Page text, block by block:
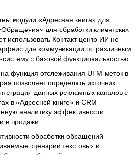
модули «Адресная книга» для
для обработки клиентских
использовать Контакт-центр ИИ не
для коммуникации по различным
с базовой функциональностью.
функция отслеживания UTM-меток в
позволяет определять источник
данных рекламных каналов с
в «Адресной книге» и CRM
аналитику эффективности
в продажи.
обработки обращений
сценарии текстовых и